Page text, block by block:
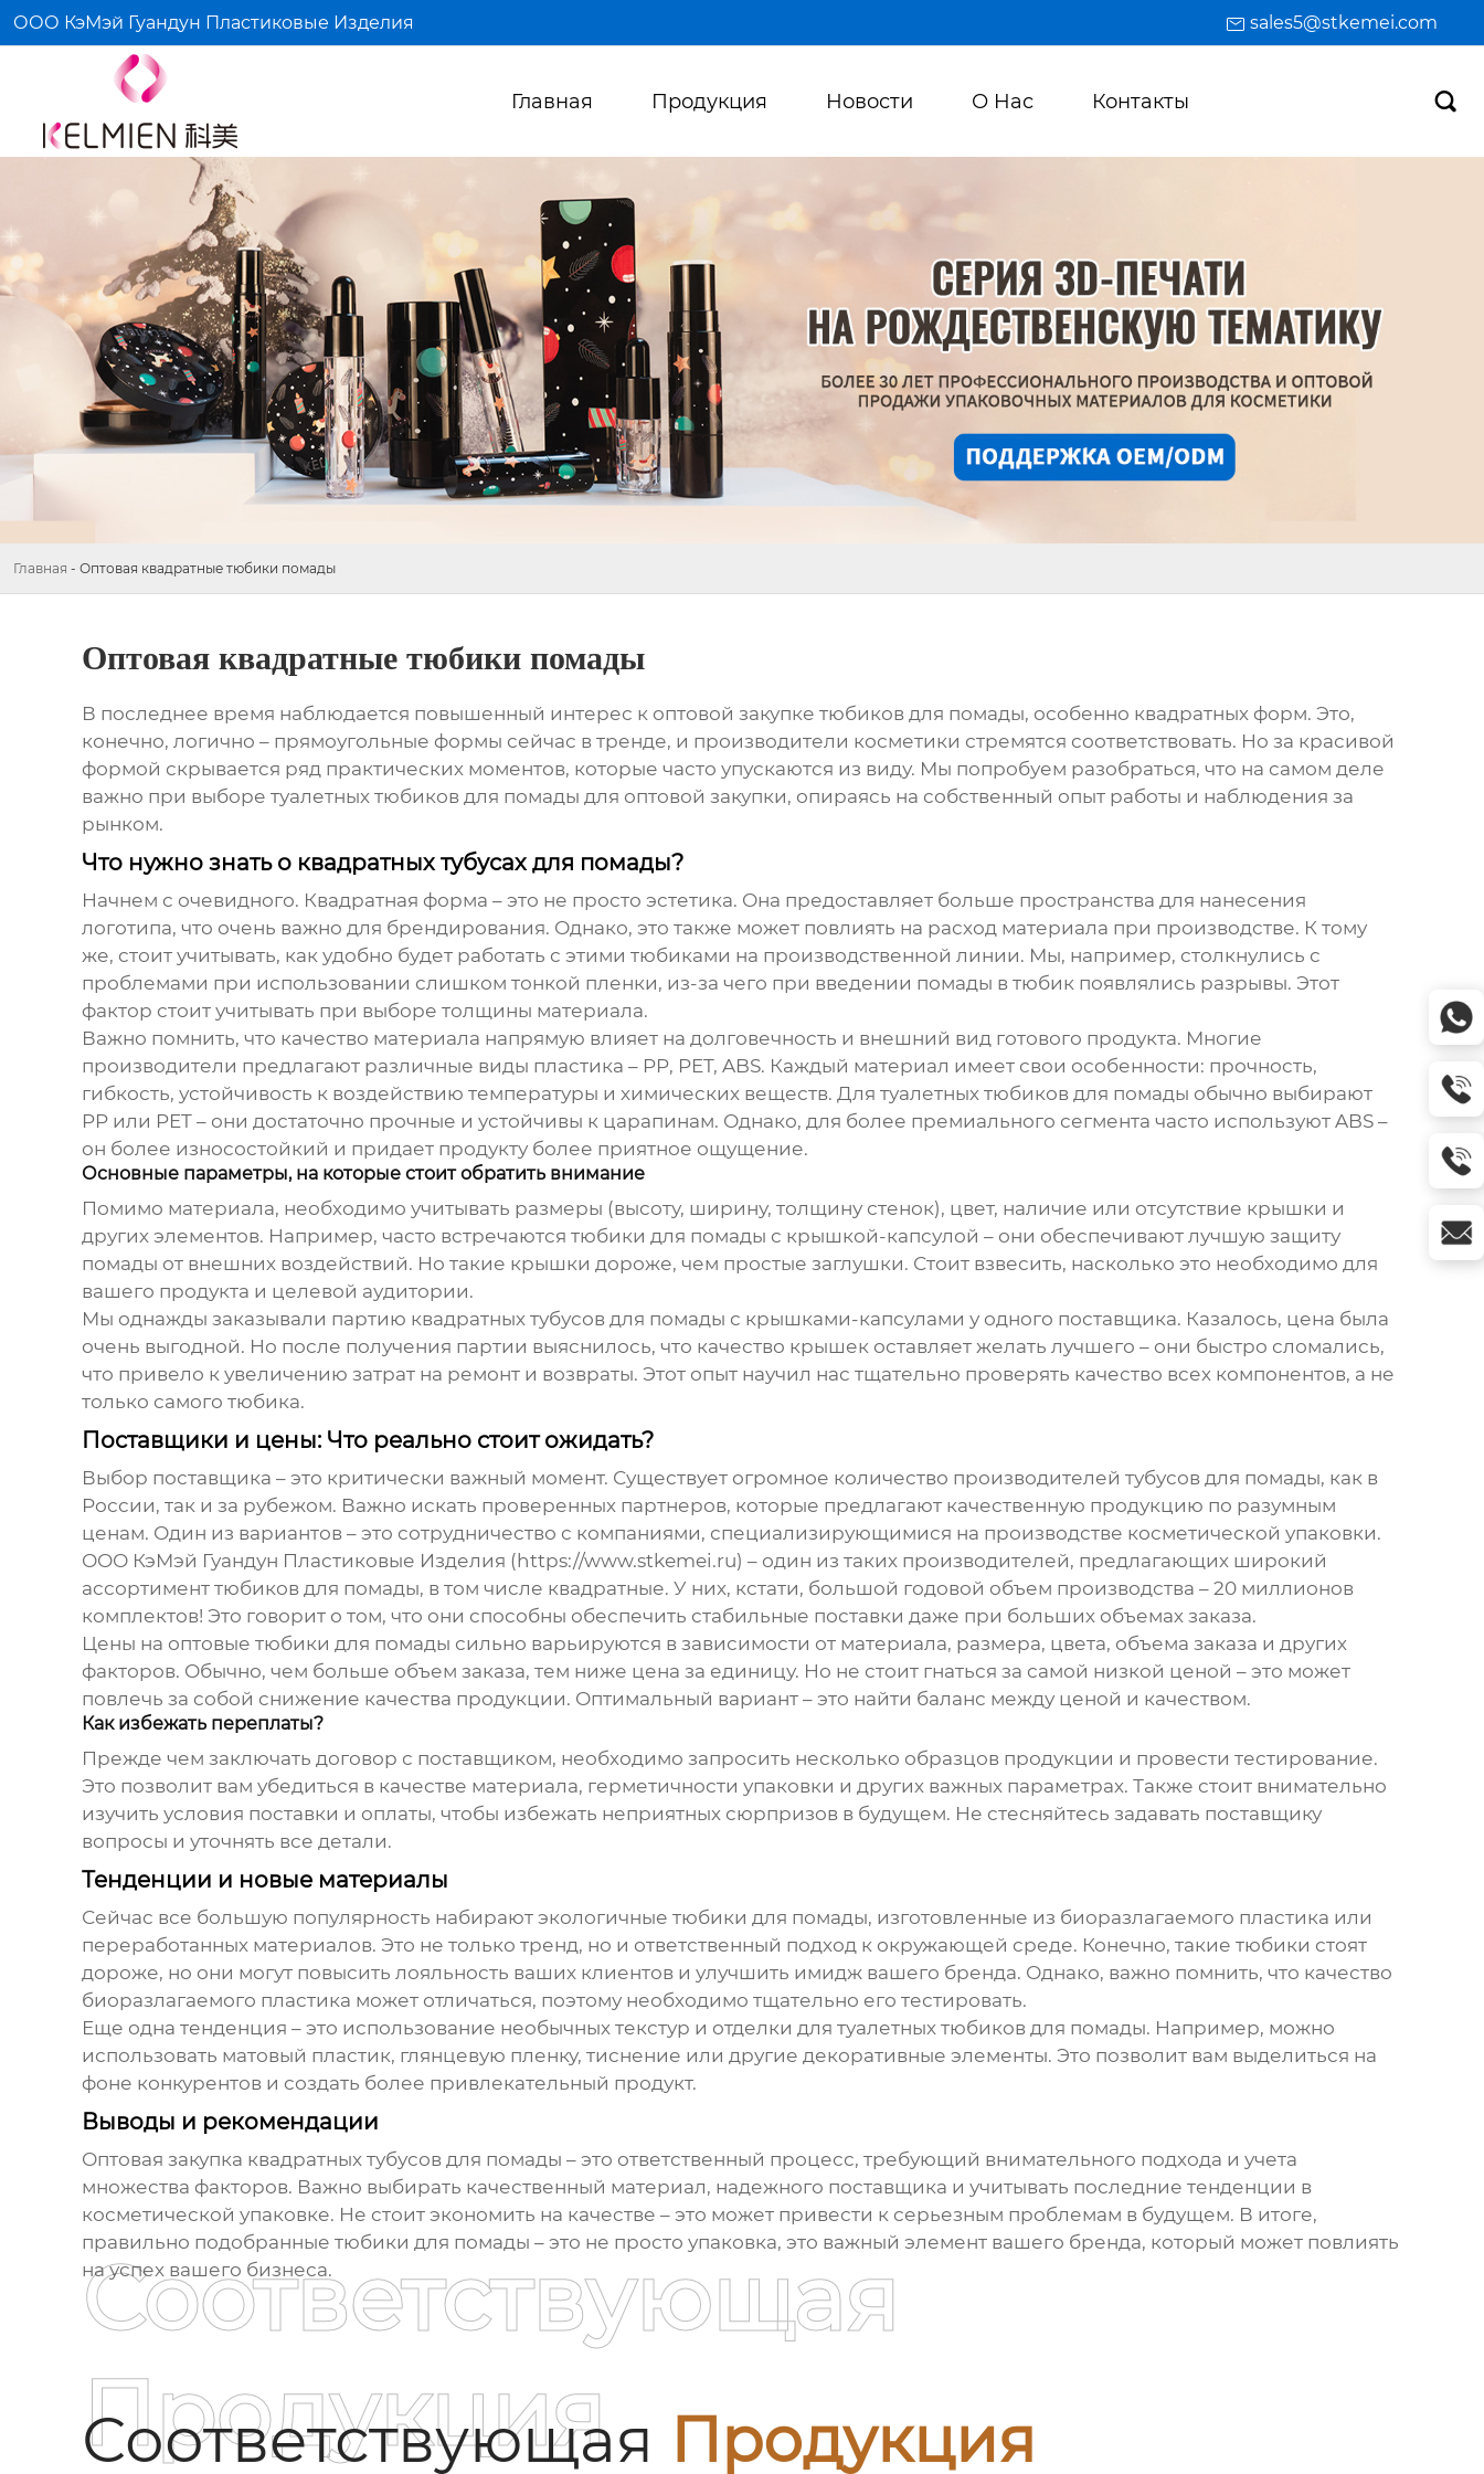
ООО КэМэй Гуандун Пластиковые Изделия sales5@stkemei.com
Главная Продукция Новости О Hас Контакты 
Главная - Оптовая квадратные тюбики помады
Оптовая квадратные тюбики помады
В последнее время наблюдается повышенный интерес к оптовой закупке тюбиков для помады, особенно квадратных форм. Это,
конечно, логично – прямоугольные формы сейчас в тренде, и производители косметики стремятся соответствовать. Но за красивой
формой скрывается ряд практических моментов, которые часто упускаются из виду. Мы попробуем разобраться, что на самом деле
важно при выборе туалетных тюбиков для помады для оптовой закупки, опираясь на собственный опыт работы и наблюдения за
рынком.
Что нужно знать о квадратных тубусах для помады?
Начнем с очевидного. Квадратная форма – это не просто эстетика. Она предоставляет больше пространства для нанесения
логотипа, что очень важно для брендирования. Однако, это также может повлиять на расход материала при производстве. К тому
же, стоит учитывать, как удобно будет работать с этими тюбиками на производственной линии. Мы, например, столкнулись с
проблемами при использовании слишком тонкой пленки, из-за чего при введении помады в тюбик появлялись разрывы. Этот
фактор стоит учитывать при выборе толщины материала.
Важно помнить, что качество материала напрямую влияет на долговечность и внешний вид готового продукта. Многие
производители предлагают различные виды пластика – PP, PET, ABS. Каждый материал имеет свои особенности: прочность,
гибкость, устойчивость к воздействию температуры и химических веществ. Для туалетных тюбиков для помады обычно выбирают
PP или PET – они достаточно прочные и устойчивы к царапинам. Однако, для более премиального сегмента часто используют ABS –
он более износостойкий и придает продукту более приятное ощущение.
Основные параметры, на которые стоит обратить внимание
Помимо материала, необходимо учитывать размеры (высоту, ширину, толщину стенок), цвет, наличие или отсутствие крышки и
других элементов. Например, часто встречаются тюбики для помады с крышкой-капсулой – они обеспечивают лучшую защиту
помады от внешних воздействий. Но такие крышки дороже, чем простые заглушки. Стоит взвесить, насколько это необходимо для
вашего продукта и целевой аудитории.
Мы однажды заказывали партию квадратных тубусов для помады с крышками-капсулами у одного поставщика. Казалось, цена была
очень выгодной. Но после получения партии выяснилось, что качество крышек оставляет желать лучшего – они быстро сломались,
что привело к увеличению затрат на ремонт и возвраты. Этот опыт научил нас тщательно проверять качество всех компонентов, а не
только самого тюбика.
Поставщики и цены: Что реально стоит ожидать?
Выбор поставщика – это критически важный момент. Существует огромное количество производителей тубусов для помады, как в
России, так и за рубежом. Важно искать проверенных партнеров, которые предлагают качественную продукцию по разумным
ценам. Один из вариантов – это сотрудничество с компаниями, специализирующимися на производстве косметической упаковки.
ООО КэМэй Гуандун Пластиковые Изделия (https://www.stkemei.ru) – один из таких производителей, предлагающих широкий
ассортимент тюбиков для помады, в том числе квадратные. У них, кстати, большой годовой объем производства – 20 миллионов
комплектов! Это говорит о том, что они способны обеспечить стабильные поставки даже при больших объемах заказа.
Цены на оптовые тюбики для помады сильно варьируются в зависимости от материала, размера, цвета, объема заказа и других
факторов. Обычно, чем больше объем заказа, тем ниже цена за единицу. Но не стоит гнаться за самой низкой ценой – это может
повлечь за собой снижение качества продукции. Оптимальный вариант – это найти баланс между ценой и качеством.
Как избежать переплаты?
Прежде чем заключать договор с поставщиком, необходимо запросить несколько образцов продукции и провести тестирование.
Это позволит вам убедиться в качестве материала, герметичности упаковки и других важных параметрах. Также стоит внимательно
изучить условия поставки и оплаты, чтобы избежать неприятных сюрпризов в будущем. Не стесняйтесь задавать поставщику
вопросы и уточнять все детали.
Тенденции и новые материалы
Сейчас все большую популярность набирают экологичные тюбики для помады, изготовленные из биоразлагаемого пластика или
переработанных материалов. Это не только тренд, но и ответственный подход к окружающей среде. Конечно, такие тюбики стоят
дороже, но они могут повысить лояльность ваших клиентов и улучшить имидж вашего бренда. Однако, важно помнить, что качество
биоразлагаемого пластика может отличаться, поэтому необходимо тщательно его тестировать.
Еще одна тенденция – это использование необычных текстур и отделки для туалетных тюбиков для помады. Например, можно
использовать матовый пластик, глянцевую пленку, тиснение или другие декоративные элементы. Это позволит вам выделиться на
фоне конкурентов и создать более привлекательный продукт.
Выводы и рекомендации
Оптовая закупка квадратных тубусов для помады – это ответственный процесс, требующий внимательного подхода и учета
множества факторов. Важно выбирать качественный материал, надежного поставщика и учитывать последние тенденции в
косметической упаковке. Не стоит экономить на качестве – это может привести к серьезным проблемам в будущем. В итоге,
правильно подобранные тюбики для помады – это не просто упаковка, это важный элемент вашего бренда, который может повлиять
на успех вашего бизнеса.
Соответствующая Продукция
Соответствующая
Продукция